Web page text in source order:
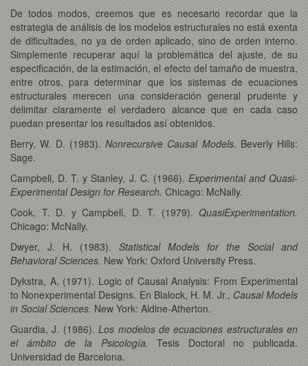
De todos modos, creemos que es necesario recordar que la
estrategia de análisis de los modelos estructurales no está exenta
de dificultades, no ya de orden aplicado, sino de orden interno.
Simplemente recuperar aquí la problemática del ajuste, de su
especificación, de la estimación, el efecto del tamaño de muestra,
entre otros, para determinar que los sistemas de ecuaciones
estructurales merecen una consideración general prudente y
delimitar claramente el verdadero alcance que en cada caso
puedan presentar los resultados así obtenidos.
Berry, W. D. (1983). Nonrecursive Causal Models. Beverly Hills:
Sage.
Campbell, D. T. y Stanley, J. C. (1966). Experimental and Quasi-
Experimental Design for Research. Chicago: McNally.
Cook, T. D. y Campbell, D. T. (1979). QuasiExperimentation.
Chicago: McNally.
Dwyer, J. H. (1983). Statistical Models for the Social and
Behavioral Sciences. New York: Oxford University Press.
Dykstra, A. (1971). Logic of Causal Analysis: From Experimental
to Nonexperimental Designs. En Blalock, H. M. Jr., Causal Models
in Social Sciences. New York: Aldine-Atherton.
Guardia, J. (1986).Los modelos de ecuaciones estructurales en
el ámbito de la Psicología. Tesis Doctoral no publicada.
Universidad de Barcelona.